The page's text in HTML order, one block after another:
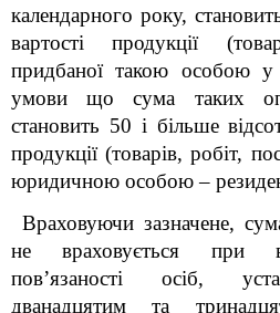
календарного року,
вартості продукції
придбаної такою особою у
умови що сума таких
становить 50 і більше
продукції (товарів, робіт,
юридичною особою –
Враховуючи зазначене,
не враховується при
пов’язаності осіб,
дванадцятим та